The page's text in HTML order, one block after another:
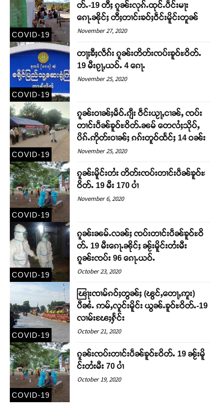
တႃႇႁႂ်ႈသဵင်ၵၢင်ၸႂ်ၵူၼ်းမိူင်း ၵူႈတီႈၵူႈလႅၼ်ပေႃးတေၸွ
တ်ႇ တူဝ်ႈလုမ်ႈၾႃႉၼၼ်ႉ ၶဝ်ႈႁူမ်ႈၵမ်ႉထႅမ် ၸုမ်းၶၢ
ဝ်ႇၽူႈတွႆႇႁွၵ်ႈ လႆႈယူႇၶႃႈဢေႃႈ။
Donate Now
COVID-19
တ်ႉ-19 တီႈ ၵူၼ်းလုၵ်ႉထုင်ႉပဵင်းမႃး
ၵေႃႉၼိုင်ႈ တီႈတၢင်းၶဝ်ႈဝဵင်းမိူင်းတူၼ်
November 27, 2020
COVID-19
တႃႈၶီႈလဵၵ်း ၵူၼ်းတိတ်းၸပ်းၶူဝ်ႊဝိတ်ႉ
19 မီးၵႂႃႇယဝ်ႉ 4 ၵေႃႉ
November 25, 2020
COVID-19
ၵူၼ်းဝၢၼ်ႈမဵဝ်ႉၵျီး ဝဵင်းယႂႃႇငၢၼ်ႇ ၸပ်း
တၢင်းပဵၼ်ၶူဝ်ႊဝိတ်ႉၼမ် တေလႆႈသိုပ်ႇ
ပိၵ်ႉဢိုတ်းဝၢၼ်ႈ ၵၵ်းတူဝ်ထႅင်ႈ 14 ဝၼ်း
November 25, 2020
COVID-19
ၵူၼ်းမိူင်းတႆး တိတ်းၸပ်းတၢင်းပဵၼ်ၶူဝ်ႊ
ဝိတ်ႉ 19 မီး 170 ပၢႆ
November 6, 2020
COVID-19
ၵူၼ်းၼမ်ႉလၼ်ႈ ၸပ်းတၢင်းပဵၼ်ၶူဝ်ႊဝိ
တ်ႉ 19 မီးၵေႃႉၼိုင်ႈ ၼႂ်းမိူင်းတႆးမီး
ၵူၼ်းၸပ်း 96 ၵေႃႉယဝ်ႉ
October 23, 2020
COVID-19
ၽြႃးၸၢမ်ၵဝ်ႈတွၼ်ႈ (ၽွင်ႇတေႃႇဢူး)
ပီၼႆႉ ဢမ်ႇလူင်းမိူင်း ယွၼ်ႉၶူဝ်ႊဝိတ်ႉ-19
လၢမ်းၽႄႈႁႅင်း
October 21, 2020
COVID-19
ၵူၼ်းၸပ်းတၢင်းပဵၼ်ၶူဝ်ႊဝိတ်ႉ 19 ၼႂ်းမိူ
င်းတႆးမီး 70 ပၢႆ
October 19, 2020